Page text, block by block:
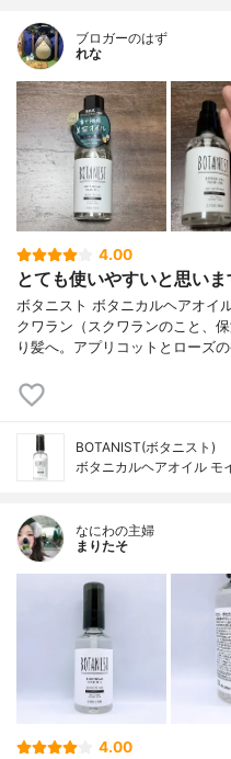
ブロガーのはず
れな
4.00
とても使いやすいと思いま
ボタニスト ボタニカルヘアオイ
クワラン（スクワランのこと、
り髪へ。アプリコットとローズ
BOTANIST(ボタニスト)
ボタニカルヘアオイル モ
なにわの主婦
まりたそ
4.00